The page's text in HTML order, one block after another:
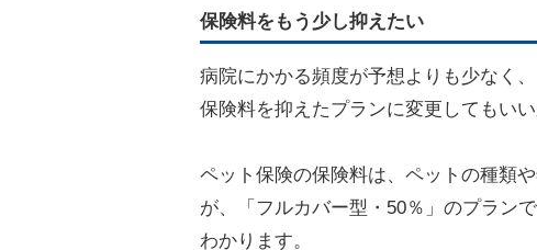
保険料をもう少し抑えたい
病院にかかる頻度が予想よりも少なく
保険料を抑えたプランに変更してもいい
ペット保険の保険料は、ペットの種類
が、「フルカバー型・50％」のプラン
わかります。